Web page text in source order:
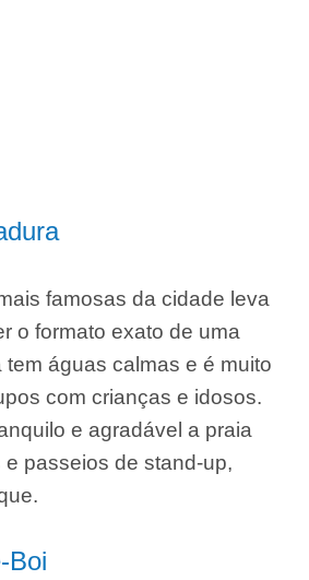
famosas da cidade leva
o formato exato de uma
tem águas calmas e é muito
com crianças e idosos.
e agradável a praia
passeios de stand-up,
Boi